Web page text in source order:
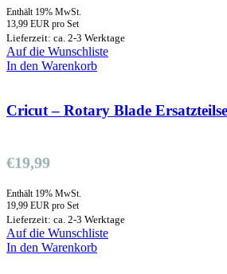
Enthält 19% MwSt.
13,99 EUR pro Set
Lieferzeit: ca. 2-3 Werktage
Auf die Wunschliste
In den Warenkorb
Cricut – Rotary Blade
€19,99
Enthält 19% MwSt.
19,99 EUR pro Set
Lieferzeit: ca. 2-3 Werktage
Auf die Wunschliste
In den Warenkorb